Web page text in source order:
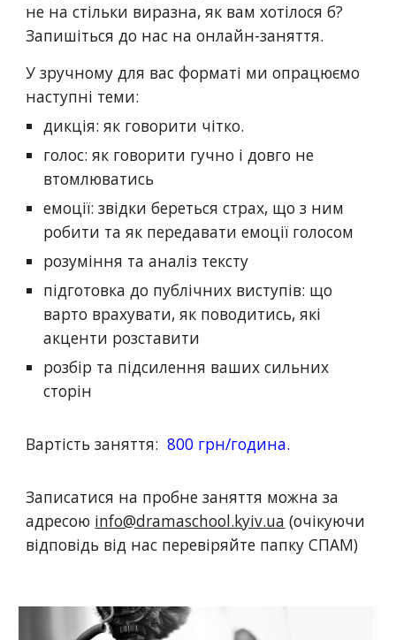
не на стільки виразна, як вам хотілося б?
Запишіться до нас на онлайн-заняття.
У зручному для вас форматі ми опрацюємо
наступні теми:
дикція: як говорити чітко.
голос: як говорити гучно і довго не
втомлюватись
емоції: звідки береться страх, що з ним
робити та як передавати емоції голосом
розуміння та аналіз тексту
підготовка до публічних виступів: що
варто врахувати, як поводитись, які
акценти розставити
розбір та підсилення ваших сильних
сторін
Вартість заняття: 800 грн/година.
Записатися на пробне заняття можна за
адресою info@dramaschool.kyiv.ua (очікуючи
відповідь від нас перевіряйте папку СПАМ)